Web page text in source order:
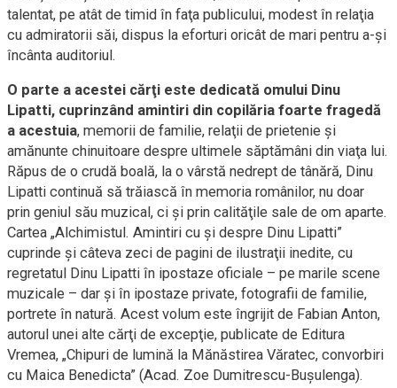
talentat, pe atât de timid în faţa publicului, modest în relaţia
cu admiratorii săi, dispus la eforturi oricât de mari pentru a-şi
încânta auditoriul.
O parte a acestei cărţi este dedicată omului Dinu
Lipatti, cuprinzând amintiri din copilăria foarte fragedă
a acestuia, memorii de familie, relaţii de prietenie şi
amănunte chinuitoare despre ultimele săptămâni din viaţa lui.
Răpus de o crudă boală, la o vârstă nedrept de tânără, Dinu
Lipatti continuă să trăiască în memoria românilor, nu doar
prin geniul său muzical, ci şi prin calităţile sale de om aparte.
Cartea „Alchimistul. Amintiri cu şi despre Dinu Lipatti”
cuprinde şi câteva zeci de pagini de ilustraţii inedite, cu
regretatul Dinu Lipatti în ipostaze oficiale – pe marile scene
muzicale – dar şi în ipostaze private, fotografii de familie,
portrete în natură. Acest volum este îngrijit de Fabian Anton,
autorul unei alte cărţi de excepţie, publicate de Editura
Vremea, „Chipuri de lumină la Mănăstirea Văratec, convorbiri
cu Maica Benedicta” (Acad. Zoe Dumitrescu-Buşulenga).